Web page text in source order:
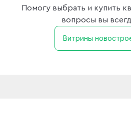
Помогу выбрать и купить
вопросы вы
Витрины